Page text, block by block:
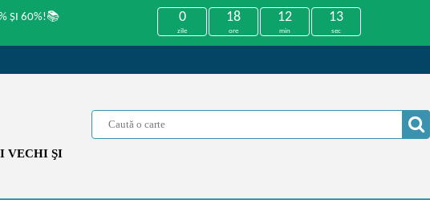
ȘI 60%!📚 0
zile
18
ore
12
min
13
sec
VECHI ŞI